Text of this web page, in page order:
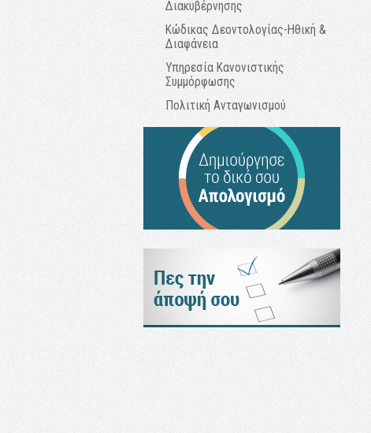
Διακυβέρνησης
Κώδικας Δεοντολογίας-Ηθική &
Διαφάνεια
Υπηρεσία Κανονιστικής
Συμμόρφωσης
Πολιτική Ανταγωνισμού